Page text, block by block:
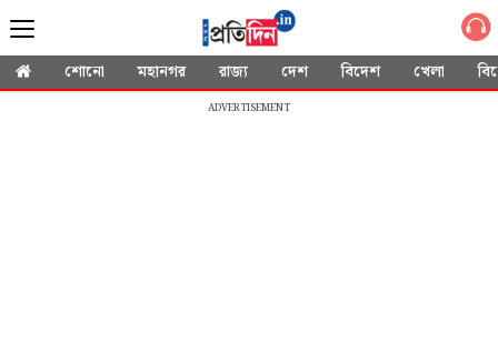
শোনো মহানগর রাজ্য দেশ বিদেশ খেলা
ADVERTISEMENT